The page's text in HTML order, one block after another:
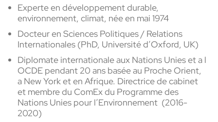
Experte en développement durable,
environnement, climat, née en mai 1974
Docteur en Sciences Politiques / Relations
Internationales (PhD, Université d’Oxford, UK)
Diplomate internationale aux Nations Unies et a l
OCDE pendant 20 ans basée au Proche Orient,
a New York et en Afrique. Directrice de cabinet
et membre du ComExdu Programme des
Nations Unies pour l’Environnement (2016-
2020)